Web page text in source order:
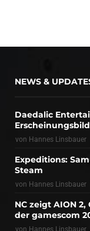
NEWS &
Daedalic
von Hannes Linsbauer
Expeditions:
Steam
von Hannes Linsbauer
NC zeigt AION
der gamescom
von Hannes Linsbauer